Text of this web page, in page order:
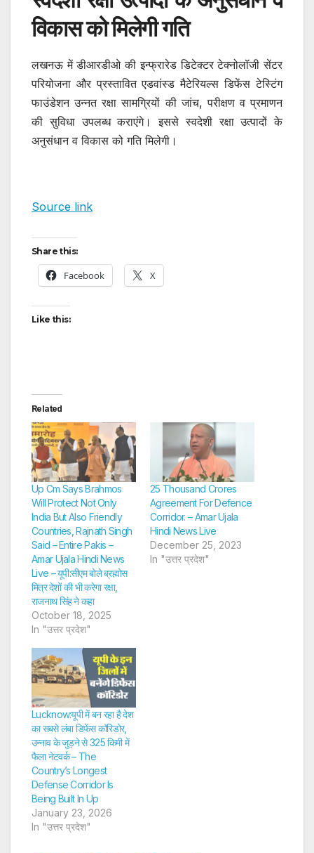
विकास को मिलेगी गति
लखनऊ में डीआरडीओ की इन्फ्रारेड डिटेक्टर टेक्नोलॉजी सेंटर
परियोजना और प्रस्तावित एडवांस्ड मैटेरियल्स डिफेंस टेस्टिंग
फाउंडेशन उन्नत रक्षा सामग्रियों की जांच, परीक्षण व प्रमाणन
की सुविधा उपलब्ध कराएंगे। इससे स्वदेशी रक्षा उत्पादों के
अनुसंधान व विकास को गति मिलेगी।
Source link
Share this:
Facebook X
Like this:
Related
Up Cm Says Brahmos
Will Protect Not Only
India But Also Friendly
Countries, Rajnath Singh
Said – Entire Pakis –
Amar Ujala Hindi News
Live – यूपी:सीएम बोले ब्रह्मोस
मित्र देशों की भी करेगा रक्षा,
राजनाथ सिंह ने कहा
October 18, 2025
In "उत्तर प्रदेश"
25 Thousand Crores
Agreement For Defence
Corridor. – Amar Ujala
Hindi News Live
December 25, 2023
In "उत्तर प्रदेश"
Lucknow:यूपी में बन रहा है देश
का सबसे लंबा डिफेंस कॉरिडोर,
उन्नाव के जुड़ने से 325 किमी में
फैला नेटवर्क – The
Country’s Longest
Defense Corridor Is
Being Built In Up
January 23, 2026
In "उत्तर प्रदेश"